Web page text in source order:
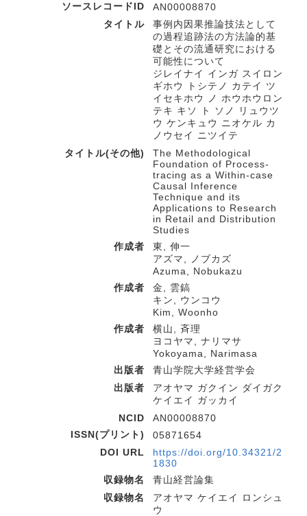
ソースレコードID
AN00008870
タイトル
事例内因果推論技法として
の過程追跡法の方法論的基
礎とその流通研究における
可能性について
ジレイナイ インガ スイロン
ギホウ トシテノ カテイ ツ
イセキホウ ノ ホウホウロン
テキ キソ ト ソノ リュウツ
ウ ケンキュウ ニオケル カ
ノウセイ ニツイテ
タイトル(その他)
The Methodological
Foundation of Process-
tracing as a Within-case
Causal Inference
Technique and its
Applications to Research
in Retail and Distribution
Studies
作成者
東, 伸一
アズマ, ノブカズ
Azuma, Nobukazu
作成者
金, 雲鎬
キン, ウンコウ
Kim, Woonho
作成者
横山, 斉理
ヨコヤマ, ナリマサ
Yokoyama, Narimasa
出版者
青山学院大学経営学会
出版者
アオヤマ ガクイン ダイガク
ケイエイ ガッカイ
NCID
AN00008870
ISSN(プリント)
05871654
DOI URL
https://doi.org/10.34321/2
1830
収録物名
青山経営論集
収録物名
アオヤマ ケイエイ ロンシュ
ウ